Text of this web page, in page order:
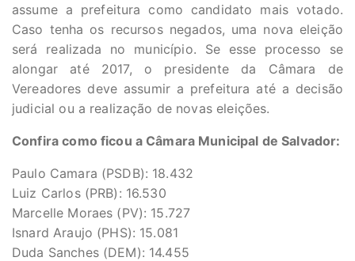
assume a prefeitura como candidato mais votado.
Caso tenha os recursos negados, uma nova eleição
será realizada no município. Se esse processo se
alongar até 2017, o presidente da Câmara de
Vereadores deve assumir a prefeitura até a decisão
judicial ou a realização de novas eleições.
Confira como ficou a Câmara Municipal de Salvador:
Paulo Camara (PSDB): 18.432
Luiz Carlos (PRB): 16.530
Marcelle Moraes (PV): 15.727
Isnard Araujo (PHS): 15.081
Duda Sanches (DEM): 14.455